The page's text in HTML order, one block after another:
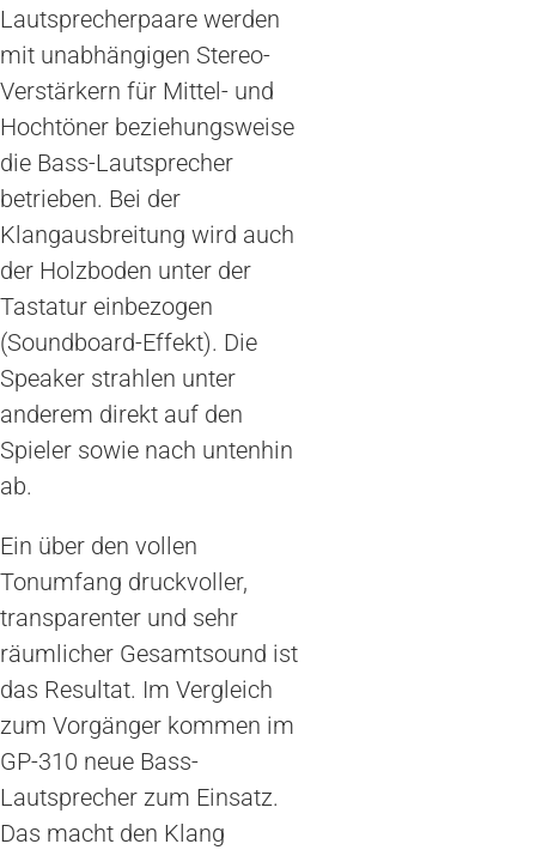
Lautsprecherpaare werden
mit unabhängigen Stereo-
Verstärkern für Mittel- und
Hochtöner beziehungsweise
die Bass-Lautsprecher
betrieben. Bei der
Klangausbreitung wird auch
der Holzboden unter der
Tastatur einbezogen
(Soundboard-Effekt). Die
Speaker strahlen unter
anderem direkt auf den
Spieler sowie nach untenhin
ab.
Ein über den vollen
Tonumfang druckvoller,
transparenter und sehr
räumlicher Gesamtsound ist
das Resultat. Im Vergleich
zum Vorgänger kommen im
GP-310 neue Bass-
Lautsprecher zum Einsatz.
Das macht den Klang